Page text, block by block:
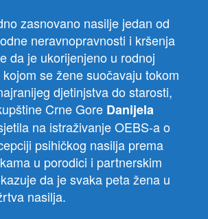
zasnovano nasilje jedan od
neravnopravnosti i kršenja
da je ukorijenjeno u rodnoj
se žene suočavaju tokom
djetinjstva do starosti,
Crne Gore Danijela
na istraživanje OEBS-a o
psihičkog nasilja prema
u porodici i partnerskim
da je svaka peta žena u
nasilja.